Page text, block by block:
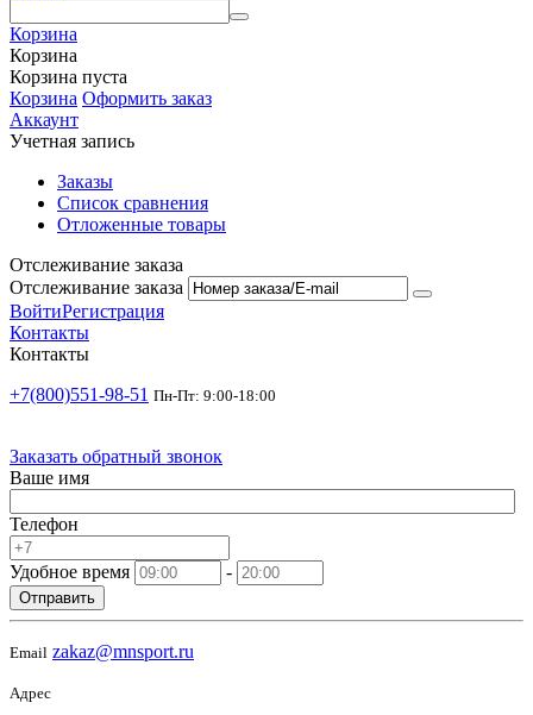
Корзина
Корзина
Корзина пуста
Корзина Оформить заказ
Аккаунт
Учетная запись
Заказы
Список сравнения
Отложенные товары
Отслеживание заказа
Отслеживание заказа
ВойтиРегистрация
Контакты
Контакты
+7(800)551-98-51 Пн-Пт: 9:00-18:00
Заказать обратный звонок
Ваше имя
Телефон
Удобное время -
Отправить
Email zakaz@mnsport.ru
Адрес